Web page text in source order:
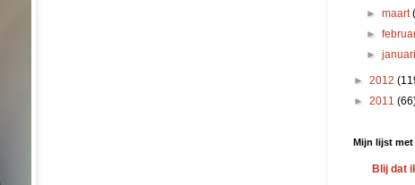
►maart
►
►
► 2012
► 2011
Mijn lijst
Blij dat